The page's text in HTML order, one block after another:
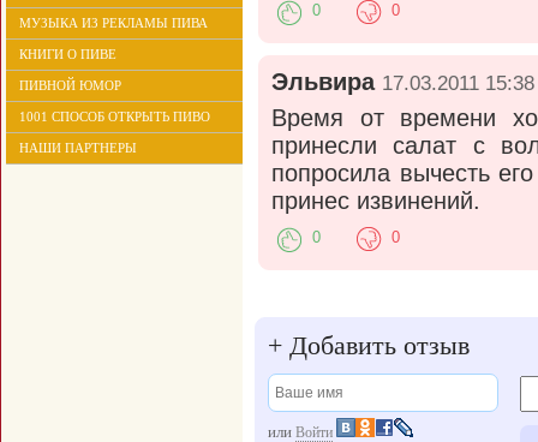
МУЗЫКА ИЗ РЕКЛАМЫ ПИВА
КНИГИ О ПИВЕ
ПИВНОЙ ЮМОР
1001 СПОСОБ ОТКРЫТЬ ПИВО
НАШИ ПАРТНЕРЫ
0 0
Эльвира 17.03.2011 15:38
Время от времени
принесли салат с
попросила вычесть
принес извинений.
0 0
+ Добавить отзыв
или Войти